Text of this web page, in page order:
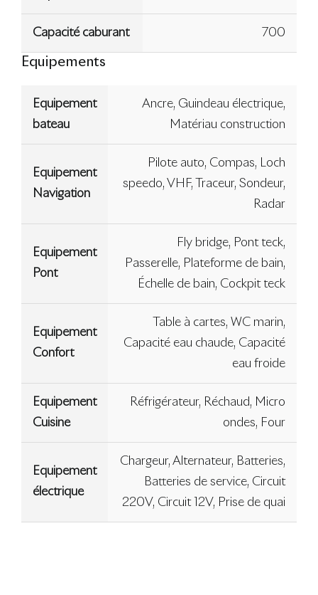
Capacité caburant 700
Equipements
Equipement
bateau
Ancre, Guindeau électrique,
Matériau construction
Equipement
Navigation
Pilote auto, Compas, Loch
speedo, VHF, Traceur, Sondeur,
Radar
Equipement
Pont
Fly bridge, Pont teck,
Passerelle, Plateforme de bain,
Échelle de bain, Cockpit teck
Equipement
Confort
Table à cartes, WC marin,
Capacité eau chaude, Capacité
eau froide
Equipement
Cuisine
Réfrigérateur, Réchaud, Micro
ondes, Four
Equipement
électrique
Chargeur, Alternateur, Batteries,
Batteries de service, Circuit
220V, Circuit 12V, Prise de quai